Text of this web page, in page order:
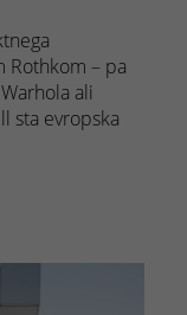
Rothkom – pa
ali
sta evropska